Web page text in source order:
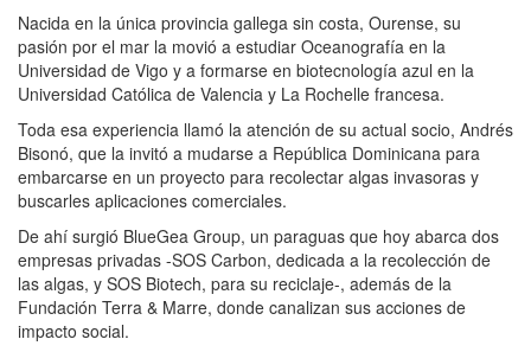
Nacida en la única provincia gallega sin costa, Ourense, su
pasión por el mar la movió a estudiar Oceanografía en la
Universidad de Vigo y a formarse en biotecnología azul en la
Universidad Católica de Valencia y La Rochelle francesa.
Toda esa experiencia llamó la atención de su actual socio, Andrés
Bisonó, que la invitó a mudarse a República Dominicana para
embarcarse en un proyecto para recolectar algas invasoras y
buscarles aplicaciones comerciales.
De ahí surgió BlueGea Group, un paraguas que hoy abarca dos
empresas privadas -SOS Carbon, dedicada a la recolección de
las algas, y SOS Biotech, para su reciclaje-, además de la
Fundación Terra & Marre, donde canalizan sus acciones de
impacto social.